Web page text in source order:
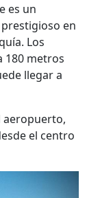
es un
en
Los
180 metros
llegar a
aeropuerto,
el centro